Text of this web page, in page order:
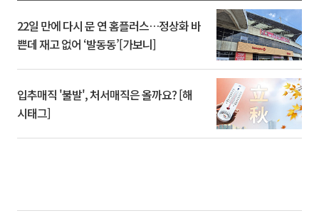
22일 만에 다시 문 연 홈플러스…정상화 바
쁜데 재고 없어 ‘발동동’[가보니]
입추매직 '불발', 처서매직은 올까요? [해
시태그]